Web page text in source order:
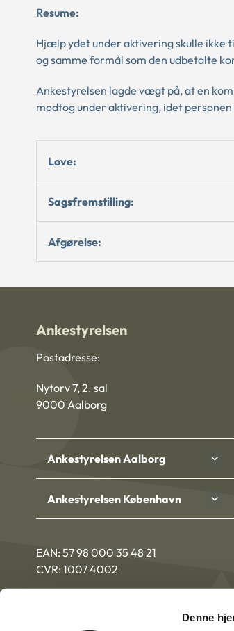
Denne
Resume:
Hjælp ydet under aktivering skulle ikke
og samme formål som den udbetalte
Ankestyrelsen lagde vægt på, at en
modtog under aktivering, idet
Love:
Sagsfremstilling:
Afgørelse:
Ankestyrelsen
Postadresse:
Nytorv 7, 2. sal
9000 Aalborg
Ankestyrelsen Aalborg
Ankestyrelsen København
EAN: 57 98 000 35 48 21
CVR: 1007 4002